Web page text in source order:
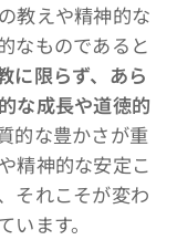
教えや精神的な
なものであると
に限らず、あら
な成長や道徳的
的な豊かさが重
精神的な安定こ
それこそが変わ
ます。